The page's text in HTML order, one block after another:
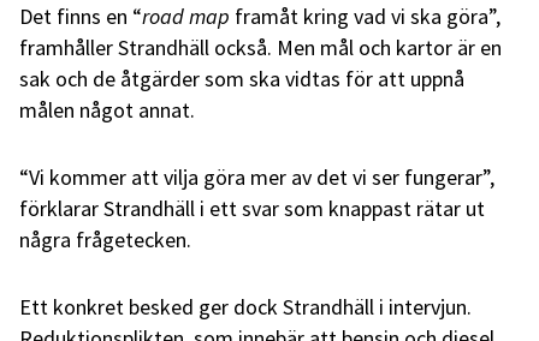
Det finns en “road map framåt kring vad vi ska göra”,
framhåller Strandhäll också. Men mål och kartor är en
sak och de åtgärder som ska vidtas för att uppnå
målen något annat.
“Vi kommer att vilja göra mer av det vi ser fungerar”,
förklarar Strandhäll i ett svar som knappast rätar ut
några frågetecken.
Ett konkret besked ger dock Strandhäll i intervjun.